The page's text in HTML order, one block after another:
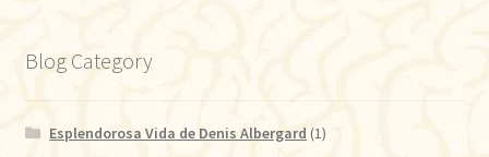
Blog Category
Esplendorosa Vida de Denis Albergard (1)